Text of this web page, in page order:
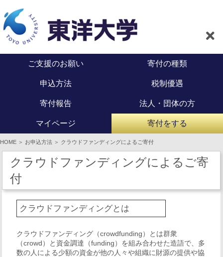
開
ご支援のお願い 寄付の種類
申込方法 税制優遇
寄付報告 法人・団体の方
マイページ 寄付をする
ご支援のお願い 寄付の種類
申込方法 税制優遇
寄付報告 法人・団体の方
マイページ 寄付をする
HOME ＞ お申込方法 ＞ クラウドファンディングによるご寄付
クラウドファンディングによるご寄
付
クラウドファンディングとは
クラウドファンディング（crowdfunding）とは群衆
（crowd）と資金調達（funding）を組み合わせた造語で、多
数の人による少額の資金が他の人々や組織に財源の提供や協